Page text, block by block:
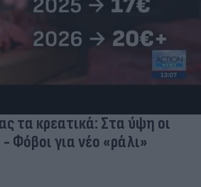
τα κρεατικά: Στα ύψη οι
Φόβοι για νέο «ράλι»